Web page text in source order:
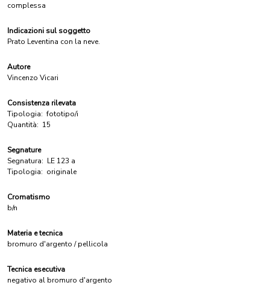
complessa
Indicazioni sul soggetto
Prato Leventina con la neve.
Autore
Vincenzo Vicari
Consistenza rilevata
Tipologia: fototipo/i
Quantità: 15
Segnature
Segnatura: LE 123 a
Tipologia: originale
Cromatismo
b/n
Materia e tecnica
bromuro d'argento / pellicola
Tecnica esecutiva
negativo al bromuro d'argento